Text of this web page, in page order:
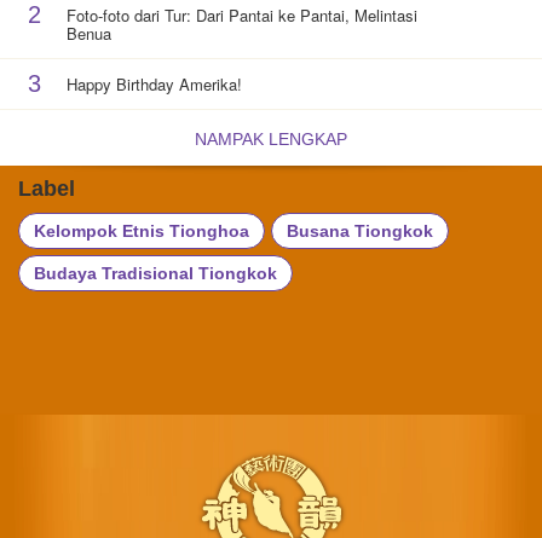
2 Foto-foto dari Tur: Dari Pantai ke Pantai, Melintasi
Benua
3 Happy Birthday Amerika!
NAMPAK LENGKAP
Label
Kelompok Etnis Tionghoa Busana Tiongkok
Budaya Tradisional Tiongkok